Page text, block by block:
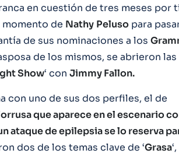
en cuestión de tres meses por
momento de Nathy Peluso para
de sus nominaciones a los
de los mismos, se abrieron las
Show‘ con Jimmy Fallon.
con uno de sus dos perfiles, el de
que aparece en el escenario
ataque de epilepsia se lo reserva
dos de los temas clave de ‘Grasa‘,